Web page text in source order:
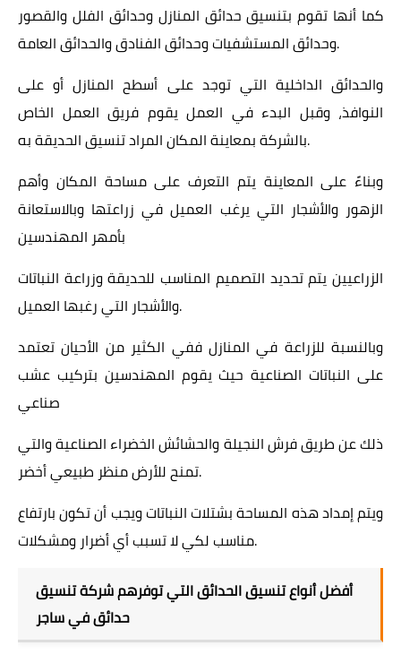
كما أنها تقوم بتنسيق حدائق المنازل وحدائق الفلل والقصور
وحدائق المستشفيات وحدائق الفنادق والحدائق العامة.
والحدائق الداخلية التي توجد على أسطح المنازل أو على
النوافذ، وقبل البدء في العمل يقوم فريق العمل الخاص
بالشركة بمعاينة المكان المراد تنسيق الحديقة به.
وبناءً على المعاينة يتم التعرف على مساحة المكان وأهم
الزهور والأشجار التي يرغب العميل في زراعتها وبالاستعانة
بأمهر المهندسين
الزراعيين يتم تحديد التصميم المناسب للحديقة وزراعة النباتات
والأشجار التي رغبها العميل.
وبالنسبة للزراعة في المنازل ففي الكثير من الأحيان تعتمد
على النباتات الصناعية حيث يقوم المهندسين بتركيب عشب
صناعي
ذلك عن طريق فرش النجيلة والحشائش الخضراء الصناعية والتي
تمنح للأرض منظر طبيعي أخضر.
ويتم إمداد هذه المساحة بشتلات النباتات ويجب أن تكون بارتفاع
مناسب لكي لا تسبب أي أضرار ومشكلات.
أفضل أنواع تنسيق الحدائق التي توفرهم شركة تنسيق
حدائق في ساجر